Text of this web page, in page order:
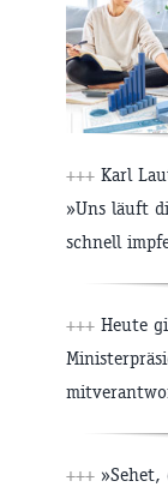
+++ Karl
»Uns läuft
schnell
+++ Heute
+++ »Sehet,